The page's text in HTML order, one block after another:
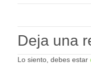
Deja una
Lo siento, debes estar